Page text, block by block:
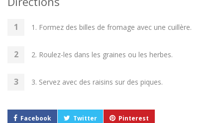
1. Formez des billes de fromage avec une cuillère.
2. Roulez-les dans les graines ou les herbes.
3. Servez avec des raisins sur des piques.
Facebook Twitter Pinterest